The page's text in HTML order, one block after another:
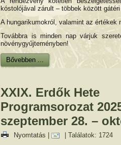
kóstolójával zárult – többek között
A hungarikumokról, valamint az
Továbbra is minden nap várjuk
növénygyűjteményben!
Bővebben ...
XXIX. Erdők Hete
Programsorozat
szeptember 28. –
Nyomtatás | Találatok: 1724